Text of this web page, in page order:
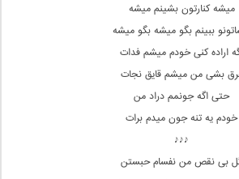
میشه کنارتون بشینم میشه
ببینم بگو میشه بگو میشه
اراده کنی خودم میشم فدات
بشی من میشم قایق نجات
حتی اگه جونمم دراد من
خودم یه تنه جون میدم برات
♪♪♪
بی نقص من نفسام حبستن